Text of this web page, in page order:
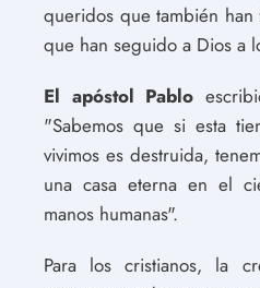
queridos que también
que han seguido a Dios a
El apóstol Pablo
"Sabemos que si esta
vivimos es destruida,
una casa eterna en el
manos humanas".
Para los cristianos, la